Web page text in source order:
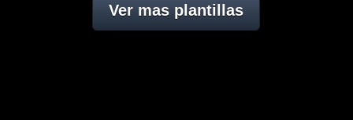
Ver mas plantillas